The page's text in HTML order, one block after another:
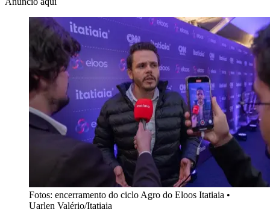
Fotos: encerramento do ciclo Agro do Eloos Itatiaia •
Uarlen Valério/Itatiaia